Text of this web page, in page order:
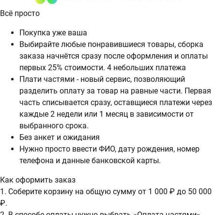
Всё просто
Покупка уже ваша
Выбирайте любые понравившиеся товары, сборка
заказа начнётся сразу после оформления и оплаты
первых 25% стоимости. 4 небольших платежа
Плати частями - новый сервис, позволяющий
разделить оплату за товар на равные части. Первая
часть списывается сразу, оставщиеся платежи через
каждые 2 недели или 1 месяц в зависимости от
выбранного срока.
Без анкет и ожидания
Нужно просто ввести ФИО, дату рождения, номер
телефона и данные банковской карты.
Как оформить заказ
1. Соберите корзину на общую сумму от 1 000 ₽ до 50 000
₽.